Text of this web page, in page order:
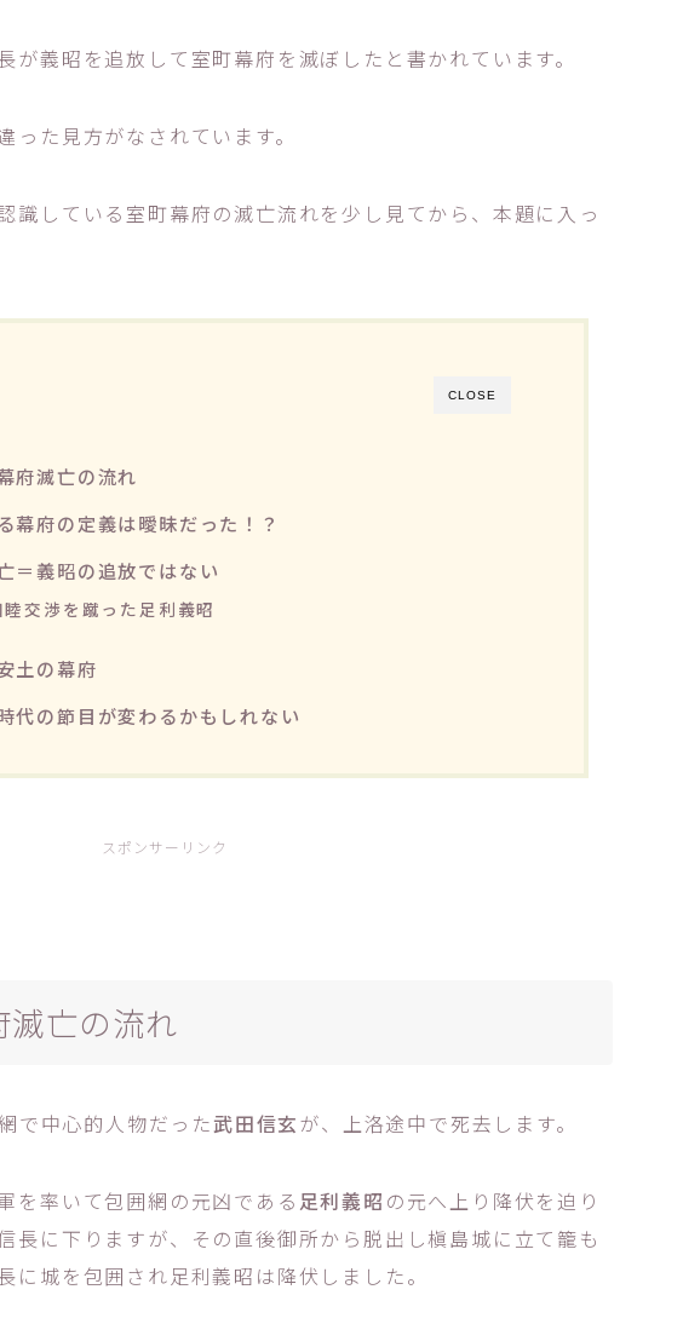
が義昭を追放して室町幕府を滅ぼしたと書かれています。
った見方がなされています。
識している室町幕府の滅亡流れを少し見てから、本題に入っ
CLOSE
府滅亡の流れ
幕府の定義は曖昧だった！？
＝義昭の追放ではない
交渉を蹴った足利義昭
土の幕府
代の節目が変わるかもしれない
スポンサーリンク
亡の流れ
で中心的人物だった武田信玄が、上洛途中で死去します。
を率いて包囲網の元凶である 足利義昭 の元へ上り降伏を迫り
長に下りますが、その直後御所から脱出し槇島城に立て籠も
に城を包囲され足利義昭は降伏しました。